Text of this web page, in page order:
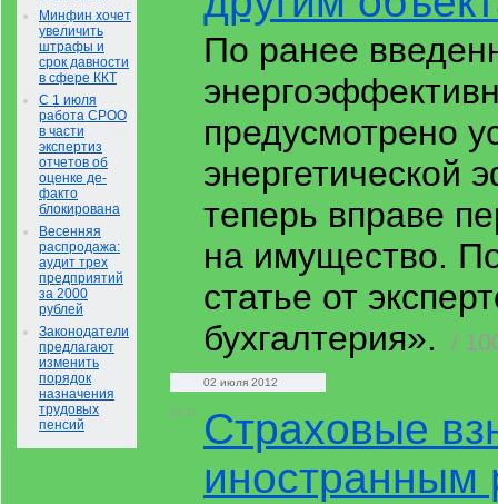
Минфин хочет
увеличить
штрафы и
срок давности
в сфере ККТ
С 1 июля
работа СРОО
в части
экспертиз
отчетов об
оценке де-
факто
блокирована
Весенняя
распродажа:
аудит трех
предприятий
за 2000
рублей
Законодатели
предлагают
изменить
порядок
назначения
трудовых
пенсий
По ранее
предусмотрено
энергетической
теперь вправе
на имущество.
статье от
бухгалтерия».
/
02 июля 2012
12:37
Страховые
иностранным